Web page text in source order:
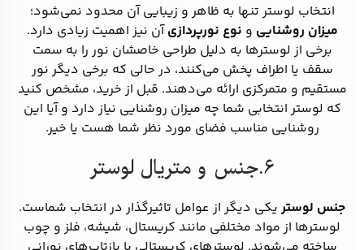
انتخاب لوستر تنها به ظاهر و زیبایی آن محدود نمی‌شود؛
میزان روشنایی و نوع نورپردازیآن نیز اهمیت زیادی دارد.
برخی از لوسترها به دلیل طراحی خاصشان نور را به سمت
سقف یا اطراف پخش می‌کنند، در حالی که برخی دیگر نور
مستقیم و متمرکزی ارائه می‌دهند. قبل از خرید، مشخص کنید
که لوستر انتخابی شما چه میزان روشنایی نیاز دارد و آیا این
روشنایی مناسب فضای مورد نظر شما هست یا خیر.
۶.جنس و متریال لوستر
جنس لوستریکی دیگر از عوامل تاثیرگذار در انتخاب شماست.
لوسترها از مواد مختلفی مانند کریستال، شیشه، فلز و چوب